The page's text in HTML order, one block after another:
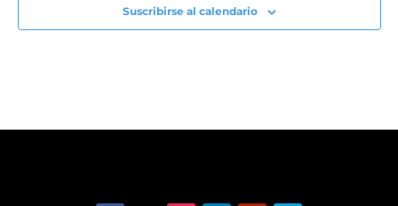
Suscribirse al calendario